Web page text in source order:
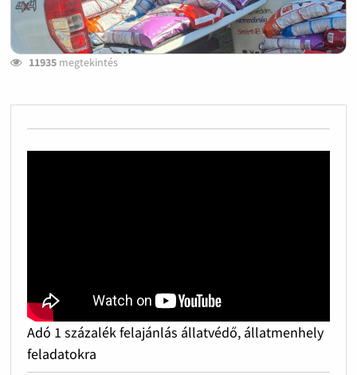
11935megtekintés
Adó 1 százalék felajánlás állatvédő, állatmenhely
feladatokra